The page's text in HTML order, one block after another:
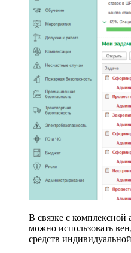
В связке с комплексной
можно использовать
средств